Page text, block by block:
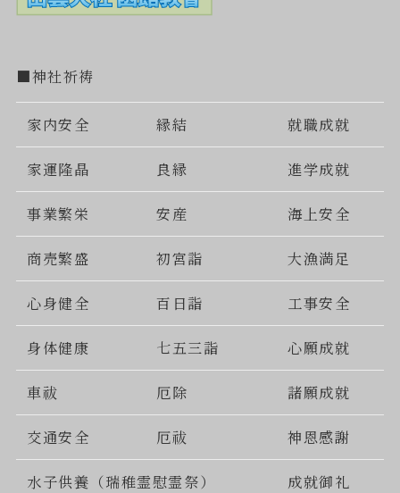
■神社祈祷
家内安全 縁結 就職成就
家運隆晶 良縁 進学成就
事業繁栄 安産 海上安全
商売繁盛 初宮詣 大漁満足
心身健全 百日詣 工事安全
身体健康 七五三詣 心願成就
車祓 厄除 諸願成就
交通安全 厄祓 神恩感謝
水子供養（瑞稚霊慰霊祭） 成就御礼